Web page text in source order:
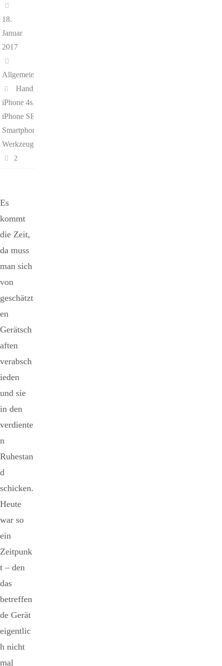
18.
Januar
2017
Allgemeines
Handy
iPhone 4s,
iPhone SE
Smartphone
Werkzeug
2
Es
kommt
die Zeit,
da muss
man sich
von
geschätzt
en
Gerätsch
aften
verabsch
ieden
und sie
in den
verdiente
n
Ruhestan
d
schicken.
Heute
war so
ein
Zeitpunk
t – den
das
betreffen
de Gerät
eigentlic
h nicht
mal